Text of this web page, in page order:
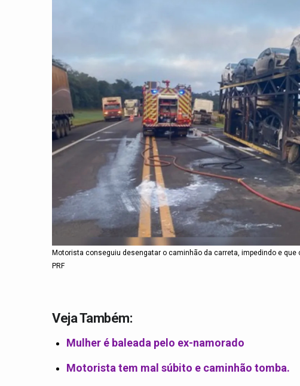
Motorista conseguiu desengatar o caminhão da carreta, impedindo e
PRF
Veja Também:
Mulher é baleada pelo ex-namorado
Motorista tem mal súbito e caminhão tomba.